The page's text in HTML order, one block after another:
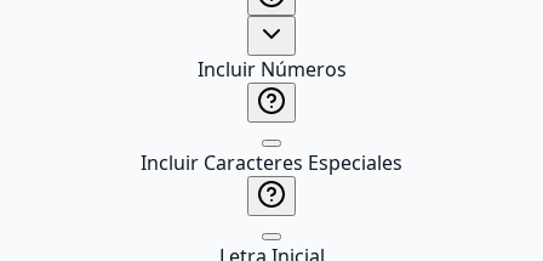
Incluir Números
Incluir Caracteres Especiales